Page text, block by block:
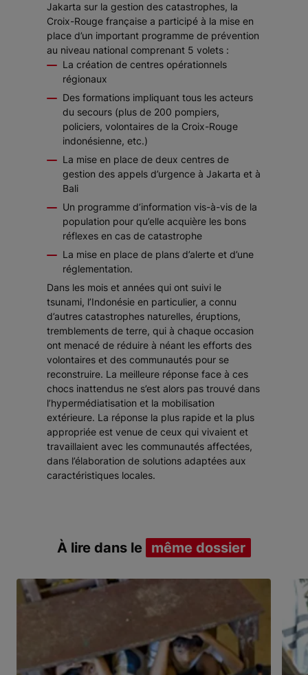
Jakarta sur la gestion des catastrophes, la
Croix-Rouge française a participé à la mise en
place d’un important programme de prévention
au niveau national comprenant 5 volets :
La création de centres opérationnels
régionaux
Des formations impliquant tous les acteurs
du secours (plus de 200 pompiers,
policiers, volontaires de la Croix-Rouge
indonésienne, etc.)
La mise en place de deux centres de
gestion des appels d’urgence à Jakarta et à
Bali
Un programme d’information vis-à-vis de la
population pour qu’elle acquière les bons
réflexes en cas de catastrophe
La mise en place de plans d’alerte et d’une
réglementation.
Dans les mois et années qui ont suivi le
tsunami, l’Indonésie en particulier, a connu
d’autres catastrophes naturelles, éruptions,
tremblements de terre, qui à chaque occasion
ont menacé de réduire à néant les efforts des
volontaires et des communautés pour se
reconstruire. La meilleure réponse face à ces
chocs inattendus ne s’est alors pas trouvé dans
l’hypermédiatisation et la mobilisation
extérieure. La réponse la plus rapide et la plus
appropriée est venue de ceux qui vivaient et
travaillaient avec les communautés affectées,
dans l’élaboration de solutions adaptées aux
caractéristiques locales.
À lire dans le même dossier